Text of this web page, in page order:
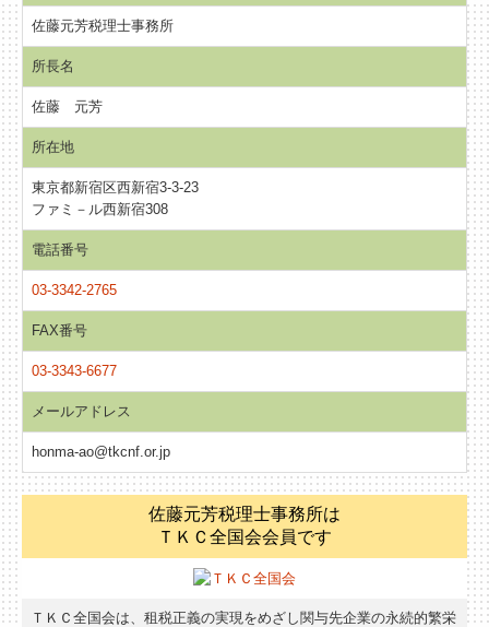
佐藤元芳税理士事務所
所長名
佐藤 元芳
所在地
東京都新宿区西新宿3-3-23
ファミ－ル西新宿308
電話番号
03-3342-2765
FAX番号
03-3343-6677
メールアドレス
honma-ao@tkcnf.or.jp
佐藤元芳税理士事務所は
ＴＫＣ全国会会員です
ＴＫＣ全国会は、租税正義の実現をめざし関与先企業の永続的繁栄